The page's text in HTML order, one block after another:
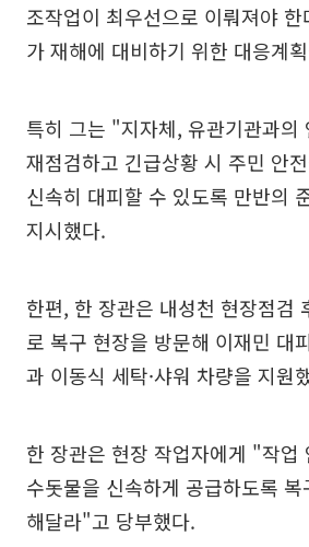
조작업이 최우선으로 이뤄져야
가 재해에 대비하기 위한 대응계
특히 그는 "지자체, 유관기관과의
재점검하고 긴급상황 시 주민 안
신속히 대피할 수 있도록 만반의
지시했다.
한편, 한 장관은 내성천 현장점검
로 복구 현장을 방문해 이재민 대
과 이동식 세탁·샤워 차량을 지원
한 장관은 현장 작업자에게 "작업
수돗물을 신속하게 공급하도록
해달라"고 당부했다.